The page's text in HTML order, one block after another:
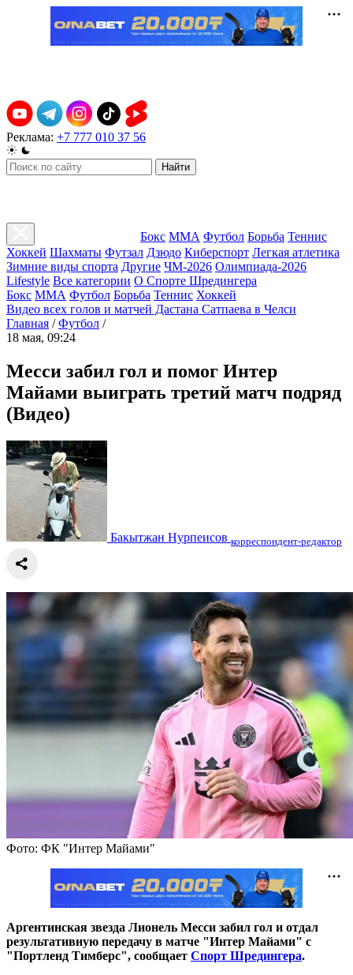
Реклама: +7 777 010 37 56
Найти
Бокс ММА Футбол Борьба Теннис
Хоккей Шахматы Футзал Дзюдо Киберспорт Легкая атлетика
Зимние виды спорта Другие ЧМ-2026 Олимпиада-2026
Lifestyle Все категории О Спорте Шредингера
Бокс ММА Футбол Борьба Теннис Хоккей
Видео всех голов и матчей Дастана Сатпаева в Челси
Главная / Футбол /
18 мая, 09:24
Месси забил гол и помог Интер
Майами выиграть третий матч подряд
(Видео)
Бакытжан Нурпеисов корреспондент-редактор
Фото: ФК "Интер Майами"
Аргентинская звезда Лионель Месси забил гол и отдал
результативную передачу в матче "Интер Майами" с
"Портленд Тимберс", сообщает Спорт Шредингера.